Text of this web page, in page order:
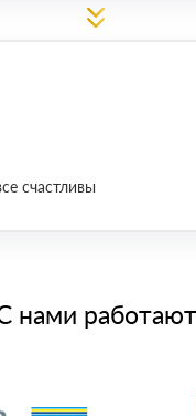
счастливы
нами работают